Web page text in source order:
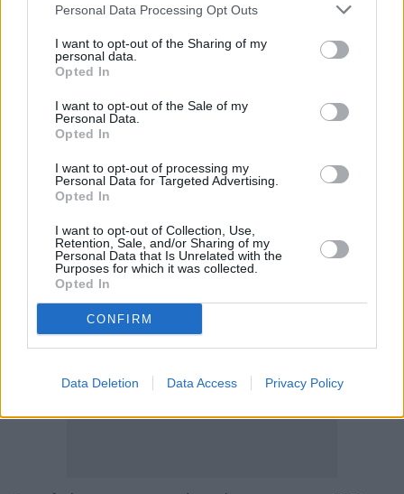
Personal Data Processing Opt Outs
I want to opt-out of the Sharing of my
personal data.
Opted In
I want to opt-out of the Sale of my
Personal Data.
Opted In
I want to opt-out of processing my
Personal Data for Targeted Advertising.
Opted In
I want to opt-out of Collection, Use,
Retention, Sale, and/or Sharing of my
Personal Data that Is Unrelated with the
Purposes for which it was collected.
Opted In
CONFIRM
Data Deletion Data Access Privacy Policy